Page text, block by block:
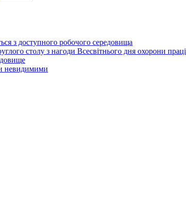
з доступного робочого середовища
столу з нагоди Всесвітнього дня охорони праці
невидимими